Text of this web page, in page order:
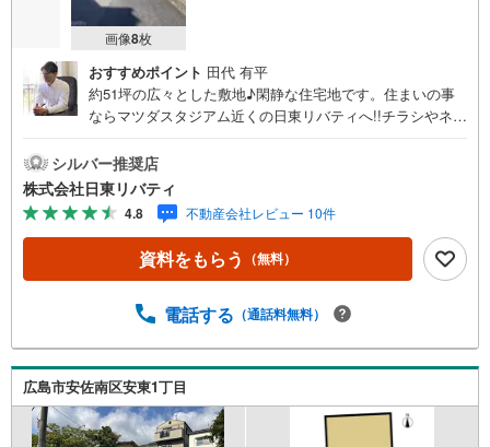
画像8枚
おすすめポイント 田代 有平
約51坪の広々とした敷地♪閑静な住宅地です。住まいの事
ならマツダスタジアム近くの日東リバティへ!!チラシやネッ
もちろん廿日市から呉・東広島まで6000物件の豊富な情報
量!!「実際に自分自身が住む家を見て納得して買いたい」広
告では分かり難い物件の長所や短所を現地でご確認できま
す。お気軽にお問い合わせ下さい。TV電話やLINE等でオン
ライン案内も可能です。お気軽にお申し付け下さい。「住
まいを通じた出逢いを大切に」をモットーに、創業以来多
産グループへ成長することができました。「人と人、心と
させて頂きます。株式会社日東リバティ〒732-0818広島市
南区段原日出2丁目2-22-2F
シルバー推奨店
株式会社日東リバティ
4.8 不動産会社レビュー 10件
資料をもらう （無料）
電話する （通話料無料）
広島市安佐南区安東1丁目